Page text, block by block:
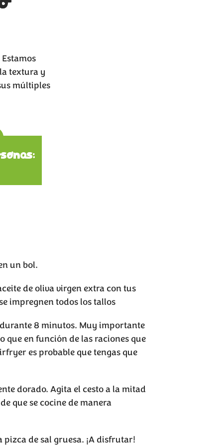
textura y
múltiples
un bol.
de oliva virgen extra con tus
impregnen todos los tallos
8 minutos. Muy importante
que en función de las raciones que
es probable que tengas que
dorado. Agita el cesto a la mitad
que se cocine de manera
de sal gruesa. ¡A disfrutar!